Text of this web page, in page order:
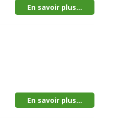
En savoir plus...
En savoir plus...